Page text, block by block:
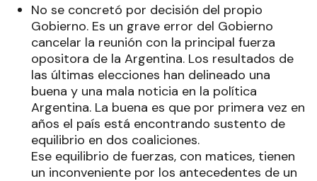
No se concretó por decisión del propio
Gobierno. Es un grave error del Gobierno
cancelar la reunión con la principal fuerza
opositora de la Argentina. Los resultados de
las últimas elecciones han delineado una
buena y una mala noticia en la política
Argentina. La buena es que por primera vez en
años el país está encontrando sustento de
equilibrio en dos coaliciones.
Ese equilibrio de fuerzas, con matices, tienen
un inconveniente por los antecedentes de un